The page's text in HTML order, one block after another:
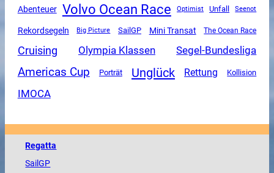
Abenteuer Volvo Ocean Race Optimist Unfall Seenot
Rekordsegeln Big Picture SailGP Mini Transat The Ocean Race
Cruising Olympia Klassen Segel-Bundesliga
Americas Cup Porträt Unglück Rettung Kollision
IMOCA
Regatta
SailGP